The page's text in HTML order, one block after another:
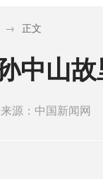
→ 正文
中山
源：中国新闻网